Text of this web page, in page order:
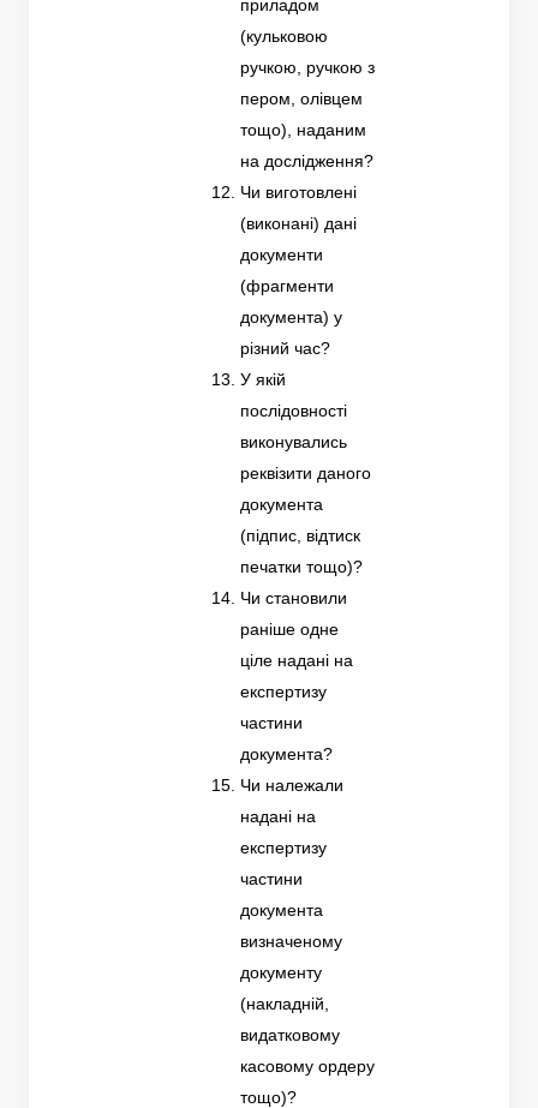
приладом
(кульковою
ручкою, ручкою з
пером, олівцем
тощо), наданим
на дослідження?
Чи виготовлені
(виконані) дані
документи
(фрагменти
документа) у
різний час?
У якій
послідовності
виконувались
реквізити даного
документа
(підпис, відтиск
печатки тощо)?
Чи становили
раніше одне
ціле надані на
експертизу
частини
документа?
Чи належали
надані на
експертизу
частини
документа
визначеному
документу
(накладній,
видатковому
касовому ордеру
тощо)?